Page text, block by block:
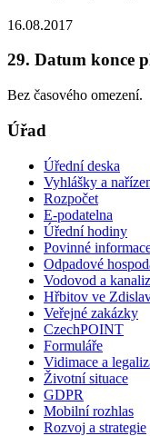
16.08.2017
29. Datum konce
Bez časového omezení.
Úřad
Úřední deska
Vyhlášky a
Rozpočet
E-podatelna
Úřední hodiny
Povinné
Odpadové
Vodovod a
Hřbitov ve
Veřejné zakázky
CzechPOINT
Formuláře
Vidimace a
Životní situace
GDPR
Mobilní rozhlas
Rozvoj a strategie